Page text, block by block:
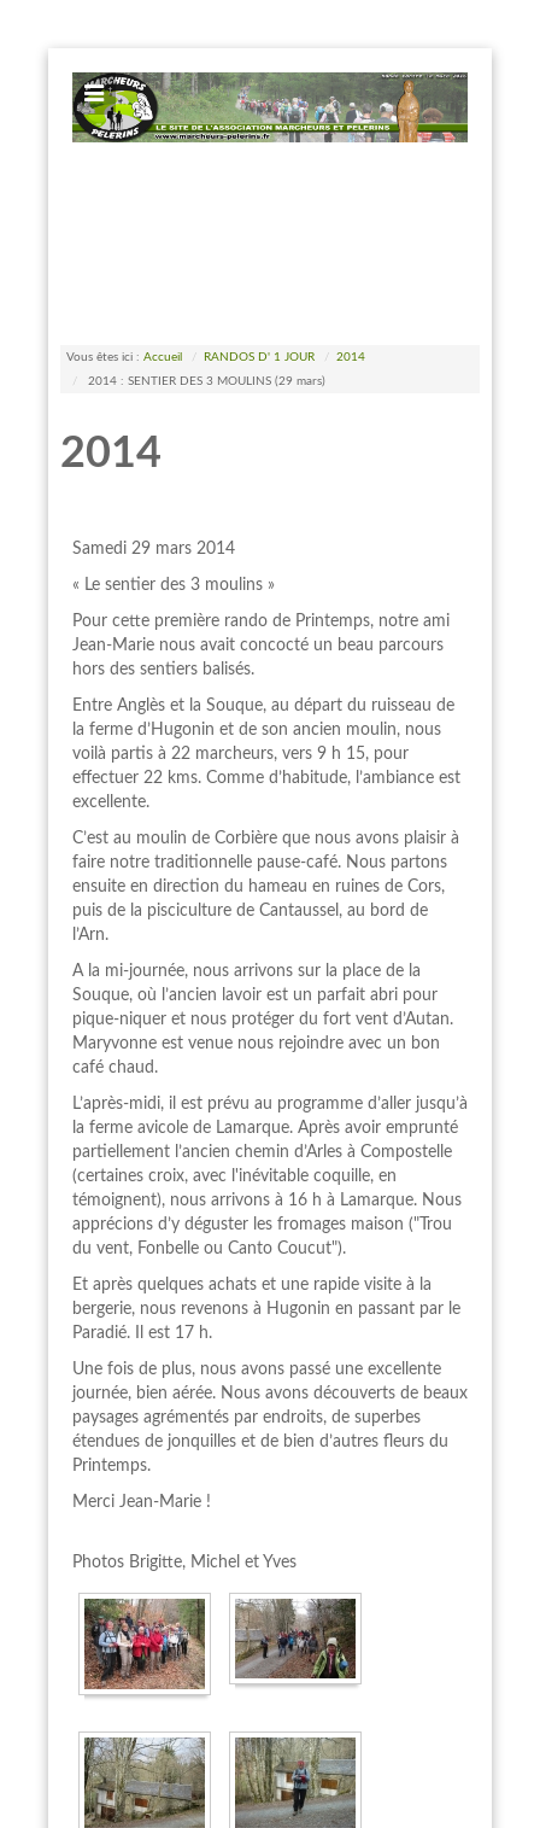
EXPOSE FRAMEWORK FOR JOOMLA 2.5 AND 3.0+
Vous êtes ici : Accueil / RANDOS D' 1 JOUR / 2014
/
2014 : SENTIER DES 3 MOULINS (29 mars)
2014
Samedi 29 mars 2014
« Le sentier des 3 moulins »
Pour cette première rando de Printemps, notre ami
Jean-Marie nous avait concocté un beau parcours
hors des sentiers balisés.
Entre Anglès et la Souque, au départ du ruisseau de
la ferme d’Hugonin et de son ancien moulin, nous
voilà partis à 22 marcheurs, vers 9 h 15, pour
effectuer 22 kms. Comme d’habitude, l’ambiance est
excellente.
C’est au moulin de Corbière que nous avons plaisir à
faire notre traditionnelle pause-café. Nous partons
ensuite en direction du hameau en ruines de Cors,
puis de la pisciculture de Cantaussel, au bord de
l’Arn.
A la mi-journée, nous arrivons sur la place de la
Souque, où l’ancien lavoir est un parfait abri pour
pique-niquer et nous protéger du fort vent d’Autan.
Maryvonne est venue nous rejoindre avec un bon
café chaud.
L’après-midi, il est prévu au programme d’aller jusqu’à
la ferme avicole de Lamarque. Après avoir emprunté
partiellement l’ancien chemin d’Arles à Compostelle
(certaines croix, avec l'inévitable coquille, en
témoignent), nous arrivons à 16 h à Lamarque. Nous
apprécions d’y déguster les fromages maison ("Trou
du vent, Fonbelle ou Canto Coucut").
Et après quelques achats et une rapide visite à la
bergerie, nous revenons à Hugonin en passant par le
Paradié. Il est 17 h.
Une fois de plus, nous avons passé une excellente
journée, bien aérée. Nous avons découverts de beaux
paysages agrémentés par endroits, de superbes
étendues de jonquilles et de bien d’autres fleurs du
Printemps.
Merci Jean-Marie !
Photos Brigitte, Michel et Yves